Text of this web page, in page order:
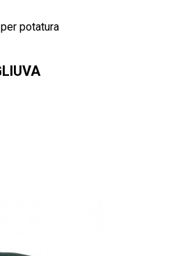
potatura